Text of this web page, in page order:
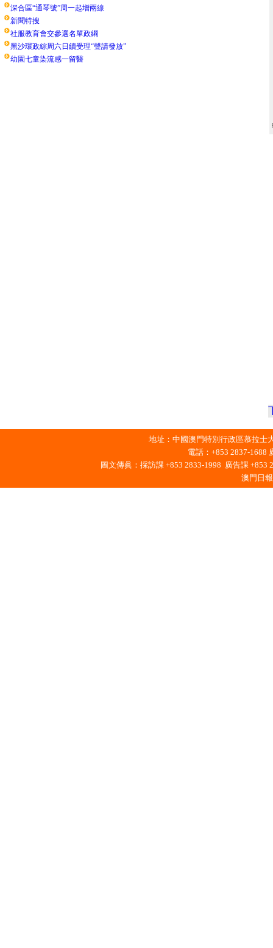
深合區“通琴號”周一起增兩線
新聞特搜
社服教育會交參選名單政綱
黑沙環政綜周六日續受理“聲請發放”
幼園七童染流感一留醫